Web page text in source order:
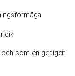
som en gedigen